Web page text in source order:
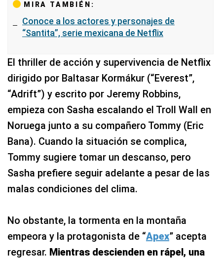
MIRA TAMBIÉN:
Conoce a los actores y personajes de
“Santita”, serie mexicana de Netflix
El thriller de acción y supervivencia de Netflix
dirigido por Baltasar Kormákur (“Everest”,
“Adrift”) y escrito por Jeremy Robbins,
empieza con Sasha escalando el Troll Wall en
Noruega junto a su compañero Tommy (Eric
Bana). Cuando la situación se complica,
Tommy sugiere tomar un descanso, pero
Sasha prefiere seguir adelante a pesar de las
malas condiciones del clima.
No obstante, la tormenta en la montaña
empeora y la protagonista de “Apex” acepta
regresar. Mientras descienden en rápel, una